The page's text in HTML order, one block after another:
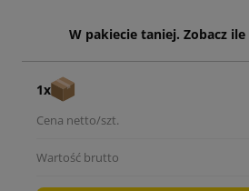
W pakiecie taniej. Zobacz ile
1x